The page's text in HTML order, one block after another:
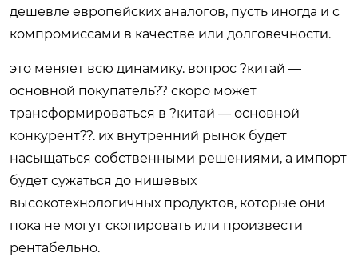
дешевле европейских аналогов, пусть иногда и с
компромиссами в качестве или долговечности.
это меняет всю динамику. вопрос ?китай —
основной покупатель?? скоро может
трансформироваться в ?китай — основной
конкурент??. их внутренний рынок будет
насыщаться собственными решениями, а импорт
будет сужаться до нишевых
высокотехнологичных продуктов, которые они
пока не могут скопировать или произвести
рентабельно.